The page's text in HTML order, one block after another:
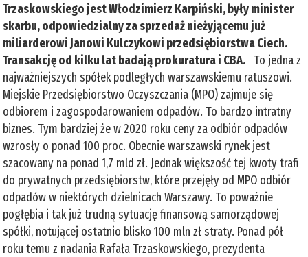
Trzaskowskiego jest Włodzimierz Karpiński, były minister
skarbu, odpowiedzialny za sprzedaż nieżyjącemu już
miliarderowi Janowi Kulczykowi przedsiębiorstwa Ciech.
Transakcję od kilku lat badają prokuratura i CBA. To jedna z
najważniejszych spółek podległych warszawskiemu ratuszowi.
Miejskie Przedsiębiorstwo Oczyszczania (MPO) zajmuje się
odbiorem i zagospodarowaniem odpadów. To bardzo intratny
biznes. Tym bardziej że w 2020 roku ceny za odbiór odpadów
wzrosły o ponad 100 proc. Obecnie warszawski rynek jest
szacowany na ponad 1,7 mld zł. Jednak większość tej kwoty trafi
do prywatnych przedsiębiorstw, które przejęły od MPO odbiór
odpadów w niektórych dzielnicach Warszawy. To poważnie
pogłębia i tak już trudną sytuację finansową samorządowej
spółki, notującej ostatnio blisko 100 mln zł straty. Ponad pół
roku temu z nadania Rafała Trzaskowskiego, prezydenta